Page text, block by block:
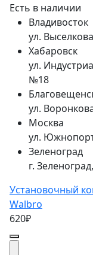
Есть в наличии
Владивосток
ул.
Хабаровск
ул.
№18
ул.
Москва
ул.
Зеленоград
г.
Установочный
Walbro
620₽